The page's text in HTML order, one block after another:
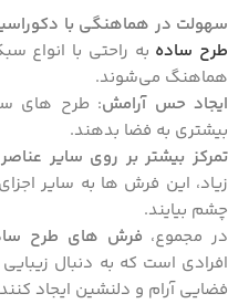
سهولت در هماهنگی با
طرح ساده به راحتی با انواع
هماهنگ می‌شوند.
ایجاد حس آرامش: طرح‌ های
بیشتری به فضا بدهند.
تمرکز بیشتر بر روی سایر
زیاد، این فرش‌ ها به سایر
چشم بیایند.
در مجموع، فرش‌ های طرح
افرادی است که به دنبال
فضایی آرام و دلنشین ایجاد